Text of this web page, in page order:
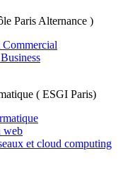
Paris Alternance )
Commercial
( ESGI Paris)
web
et cloud computing